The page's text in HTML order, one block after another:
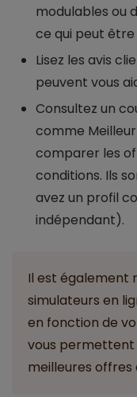
modulables ou
ce qui peut être
Lisez les avis
peuvent vous
Consultez un
comme
comparer les
conditions. Ils
avez un profil
indépendant).
Il est également
simulateurs en
en fonction de
vous permettent
meilleures offres